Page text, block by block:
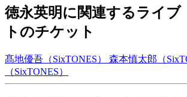
徳永英明に関連するライブ
トのチケット
髙地優吾（SixTONES） 森本慎太郎（
（SixTONES）